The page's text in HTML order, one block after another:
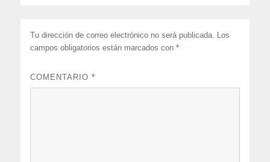
Tu dirección de correo electrónico no será publicada. Los
campos obligatorios están marcados con*
COMENTARIO*